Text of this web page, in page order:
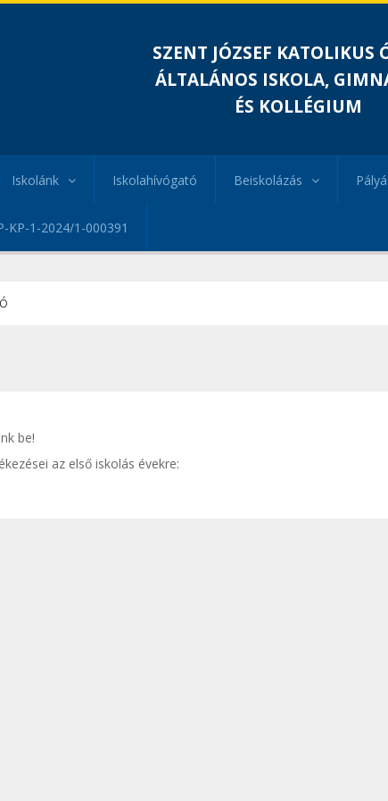
SZENT JÓZSEF KATOLIKUS
ÁLTALÁNOS ISKOLA,
ÉS KOLLÉGIUM
Iskolánk Iskolahívógató Beiskolázás
KP-1-2024/1-000391
be!
az első iskolás évekre: